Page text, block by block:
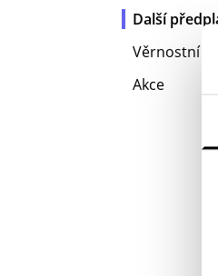
Další
Věrnostní
Akce